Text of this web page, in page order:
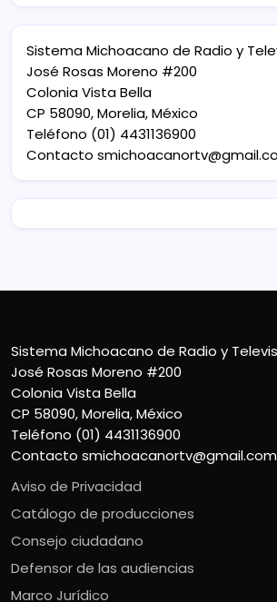
Sistema Michoacano de Radio y
José Rosas Moreno #200
Colonia Vista Bella
CP 58090, Morelia, México
Teléfono (01) 4431136900
Contacto
Sistema Michoacano de Radio y
José Rosas Moreno #200
Colonia Vista Bella
CP 58090, Morelia, México
Teléfono (01) 4431136900
Contacto smichoacanortv@gmail.com
Aviso de Privacidad
Catálogo de producciones
Consejo ciudadano
Defensor de las audiencias
Marco Jurídico